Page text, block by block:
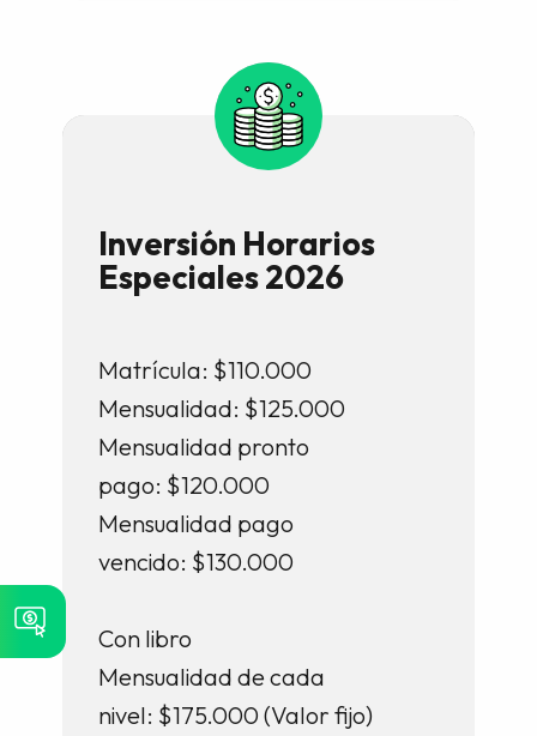
Inversión Horarios
Especiales 2026
Matrícula: $110.000
Mensualidad: $125.000
Mensualidad pronto
pago: $120.000
Mensualidad pago
vencido: $130.000
Con libro
Mensualidad de cada
nivel: $175.000 (Valor fijo)